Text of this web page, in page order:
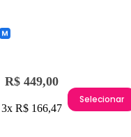
R$ 449,00
3x R$ 166,47
Selecionar